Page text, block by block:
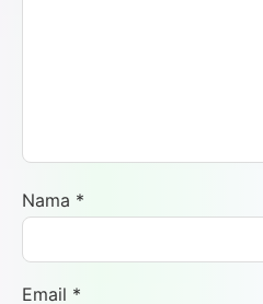
Nama *
Email *